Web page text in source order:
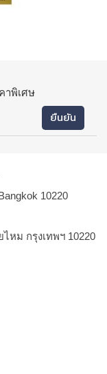
าพิเศษ
10220
หม กรุงเทพฯ 10220